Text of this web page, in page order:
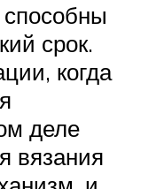
срок.
когда
деле
вязания